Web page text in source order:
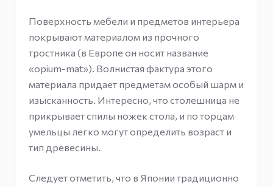
Поверхность мебели и предметов интерьера
покрывают материалом из прочного
тростника (в Европе он носит название
«opium-mat»). Волнистая фактура этого
материала придает предметам особый шарм и
изысканность. Интересно, что столешница не
прикрывает спилы ножек стола, и по торцам
умельцы легко могут определить возраст и
тип древесины.
Следует отметить, что в Японии традиционно